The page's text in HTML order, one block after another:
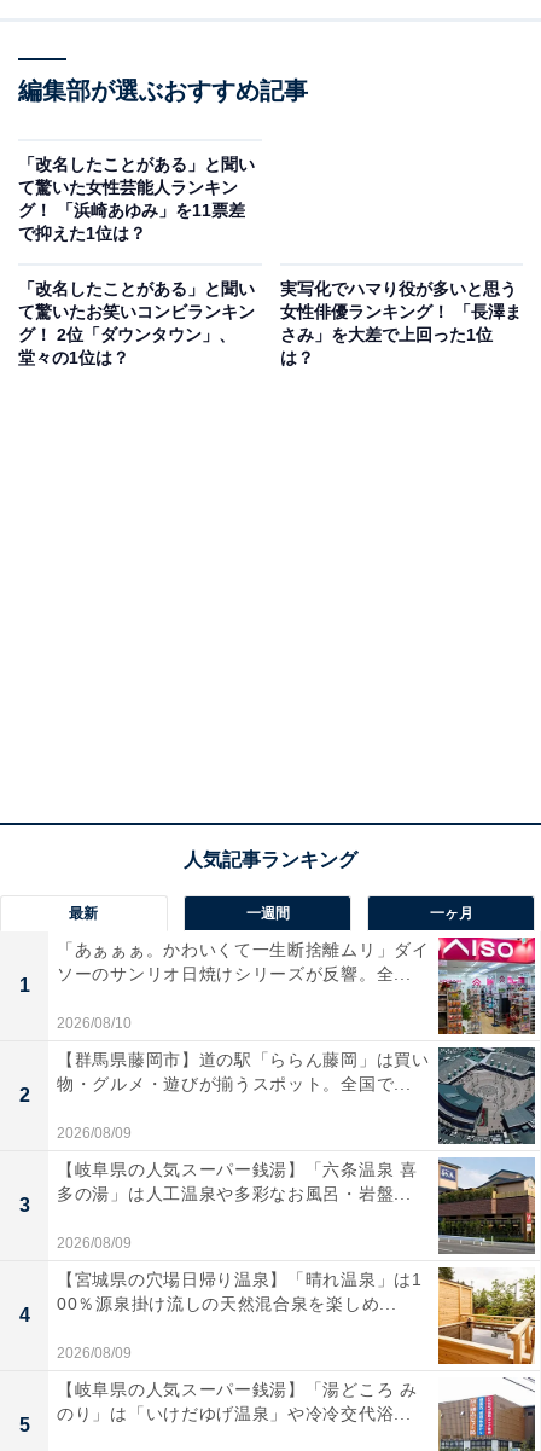
編集部が選ぶおすすめ記事
「改名したことがある」と聞い
て驚いた女性芸能人ランキン
グ！ 「浜崎あゆみ」を11票差
で抑えた1位は？
「改名したことがある」と聞い
て驚いたお笑いコンビランキン
グ！ 2位「ダウンタウン」、
堂々の1位は？
実写化でハマり役が多いと思う
女性俳優ランキング！ 「長澤ま
さみ」を大差で上回った1位
は？
最新 一週間 一ヶ月
1
「あぁぁぁ。かわいくて一生断捨離ムリ」ダイ
ソーのサンリオ日焼けシリーズが反響。全...
2026/08/10
2
【群馬県藤岡市】道の駅「ららん藤岡」は買い
物・グルメ・遊びが揃うスポット。全国で...
2026/08/09
3
【岐阜県の人気スーパー銭湯】「六条温泉 喜
多の湯」は人工温泉や多彩なお風呂・岩盤...
2026/08/09
4
【宮城県の穴場日帰り温泉】「晴れ温泉」は1
00％源泉掛け流しの天然混合泉を楽しめ...
2026/08/09
5
【岐阜県の人気スーパー銭湯】「湯どころ み
のり」は「いけだゆげ温泉」や冷冷交代浴...